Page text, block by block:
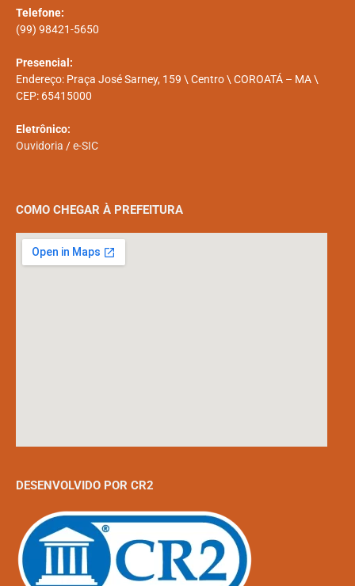
Telefone:
(99) 98421-5650
Presencial:
Endereço: Praça José Sarney, 159 \ Centro \ COROATÁ – MA \
CEP: 65415000
Eletrônico:
Ouvidoria /e-SIC
COMO CHEGAR À PREFEITURA
DESENVOLVIDO POR CR2